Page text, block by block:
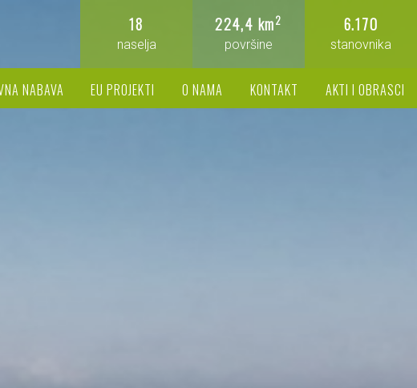
6.170
stanovnika
224,4 km2
površine
18
naselja
NABAVA EU PROJEKTI O NAMA KONTAKT AKTI I OBRASCI